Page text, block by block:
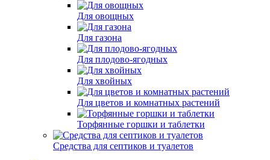
Для овощных
Для газона
Для плодово-ягодных
Для хвойных
Для цветов и комнатных растений
Торфянные горшки и таблетки
Средства для септиков и туалетов